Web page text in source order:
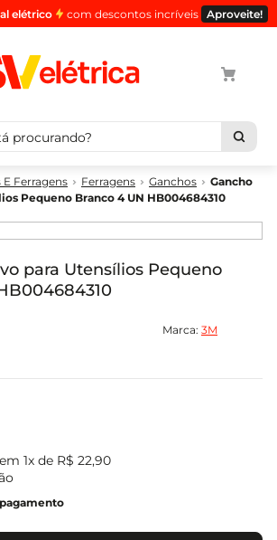
elétrico com descontos incríveis Aproveite!
procurando?
Ferragens Ferragens Ganchos
Gancho
Pequeno Branco 4 UN HB004684310
para Utensílios Pequeno
Marca: 3M
1x de R$ 22,90